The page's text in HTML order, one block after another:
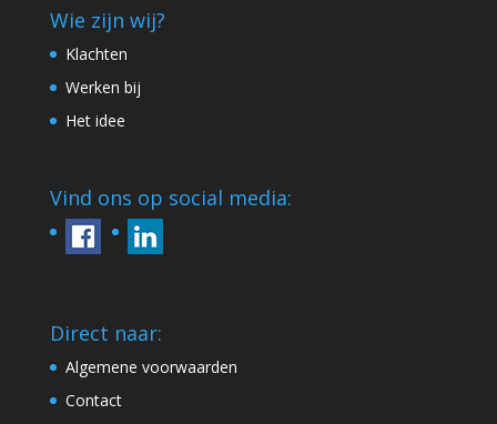
Wie zijn wij?
Klachten
Werken bij
Het idee
Vind ons op social media:
Direct naar:
Algemene voorwaarden
Contact